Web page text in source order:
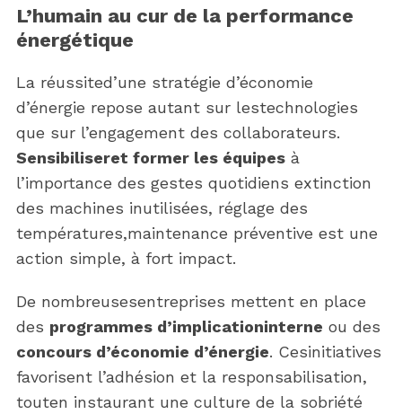
L’humain au cur de la performance
énergétique
La réussited’une stratégie d’économie
d’énergie repose autant sur lestechnologies
que sur l’engagement des collaborateurs.
Sensibiliseret former les équipesà
l’importance des gestes quotidiens extinction
des machines inutilisées, réglage des
températures,maintenance préventive est une
action simple, à fort impact.
De nombreusesentreprises mettent en place
des programmes d’implicationinterne ou des
concours d’économie d’énergie. Cesinitiatives
favorisent l’adhésion et la responsabilisation,
touten instaurant une culture de la sobriété